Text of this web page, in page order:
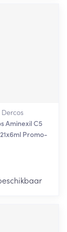
Dercos
Aminexil C5
Promo-